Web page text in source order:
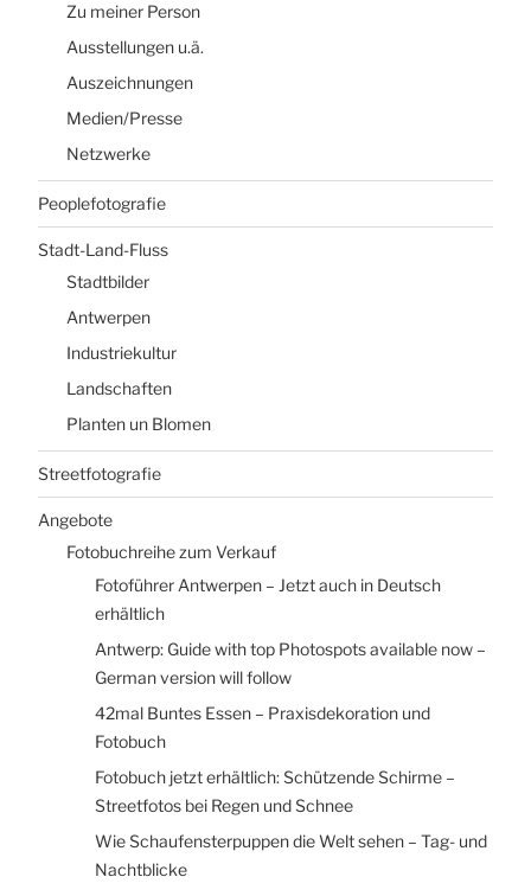
Zu meiner Person
Ausstellungen u.ä.
Auszeichnungen
Medien/Presse
Netzwerke
Peoplefotografie
Stadt-Land-Fluss
Stadtbilder
Antwerpen
Industriekultur
Landschaften
Planten un Blomen
Streetfotografie
Angebote
Fotobuchreihe zum Verkauf
Fotoführer Antwerpen – Jetzt auch in Deutsch
erhältlich
Antwerp: Guide with top Photospots available now –
German version will follow
42mal Buntes Essen – Praxisdekoration und
Fotobuch
Fotobuch jetzt erhältlich: Schützende Schirme –
Streetfotos bei Regen und Schnee
Wie Schaufensterpuppen die Welt sehen – Tag- und
Nachtblicke